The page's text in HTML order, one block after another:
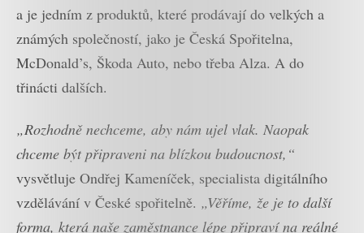
a je jedním z produktů, které prodávají do velkých a
známých společností, jako je Česká Spořitelna,
McDonald’s, Škoda Auto, nebo třeba Alza. A do
třinácti dalších.
„Rozhodně nechceme, aby nám ujel vlak. Naopak
chceme být připraveni na blízkou budoucnost,“
vysvětluje Ondřej Kameníček, specialista digitálního
vzdělávání v České spořitelně. „Věříme, že je to další
forma, která naše zaměstnance lépe připraví na reálné